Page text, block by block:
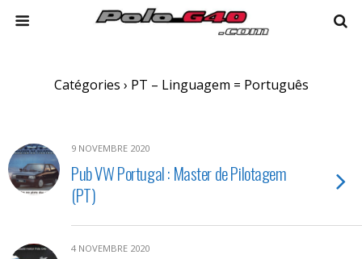
Catégories › PT – Linguagem = Português
9 NOVEMBRE 2020
Pub VW Portugal : Master de Pilotagem
(PT)
4 NOVEMBRE 2020